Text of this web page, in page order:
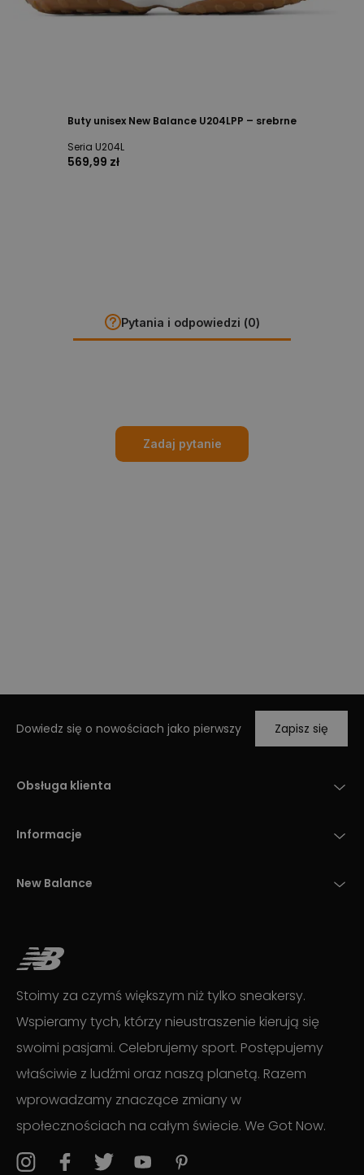
Buty unisex New Balance U204LPP – srebrne
Seria U204L
569,99 zł
Pytania i odpowiedzi (0)
Zadaj pytanie
Dowiedz się o nowościach jako pierwszy Zapisz się
Obsługa klienta
Informacje
New Balance
Stoimy za czymś większym niż tylko sneakersy.
Wspieramy tych, którzy nieustraszenie kierują się
swoimi pasjami. Celebrujemy sport. Postępujemy
właściwie z ludźmi oraz naszą planetą. Razem
wprowadzamy znaczące zmiany w
społecznościach na całym świecie. We Got Now.